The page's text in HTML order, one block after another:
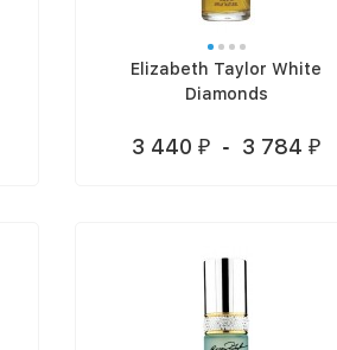
Elizabeth Taylor White
Diamonds
3 440 ₽ - 3 784 ₽